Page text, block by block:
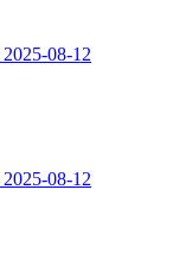
2025-08-12
2025-08-12